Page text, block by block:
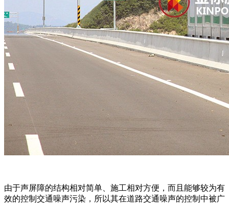
由于声屏障的结构相对简单、施工相对方便，而且能够较为有
效的控制交通噪声污染，所以其在道路交通噪声的控制中被广